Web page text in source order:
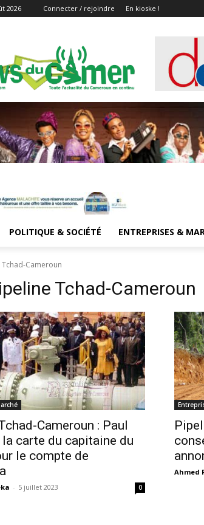
2026 Connecter / rejoindre En kioske !
POLITIQUE & SOCIÉTÉ ENTREPRISES &
Tchad-Cameroun
Tchad-Cameroun
Cameroun : Paul
la carte du capitaine du
le compte de
- 5 juillet 2023 0
Ahmed